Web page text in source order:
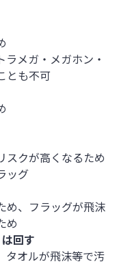
メガ・メガホン・
とも不可
スクが高くなるため
ッグ
め、フラッグが飛沫
め
回す
タオルが飛沫等で汚